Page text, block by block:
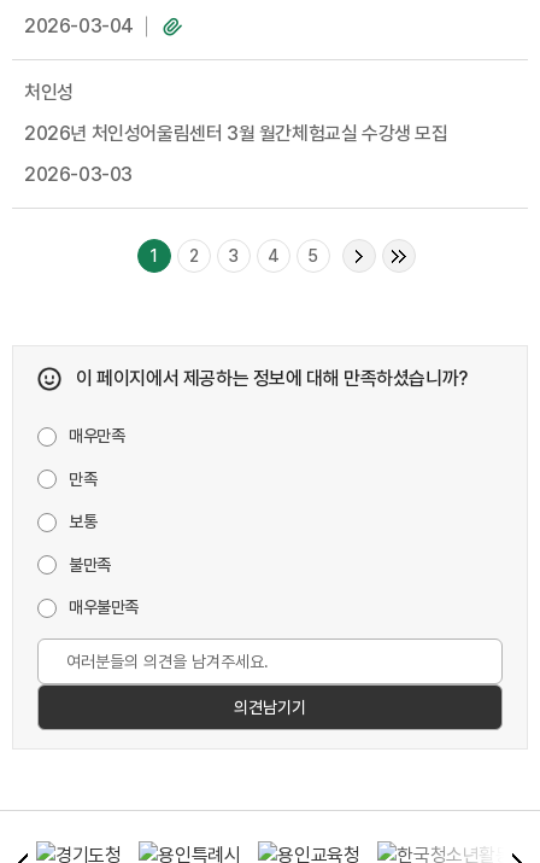
역사마불' 참가자 모집
2026-03-04
처인성
2026년 처인성어울림센터 3월 월간체험교실 수강생 모집
2026-03-03
1 2 3 4 5
이 페이지에서 제공하는 정보에 대해 만족하셨습니까?
매우만족
만족
보통
불만족
매우불만족